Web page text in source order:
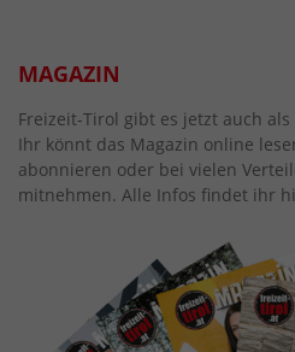
MAGAZIN
Freizeit-Tirol gibt es jetzt auch als
Ihr könnt das Magazin online
abonnieren oder bei vielen
mitnehmen. Alle Infos findet ihr